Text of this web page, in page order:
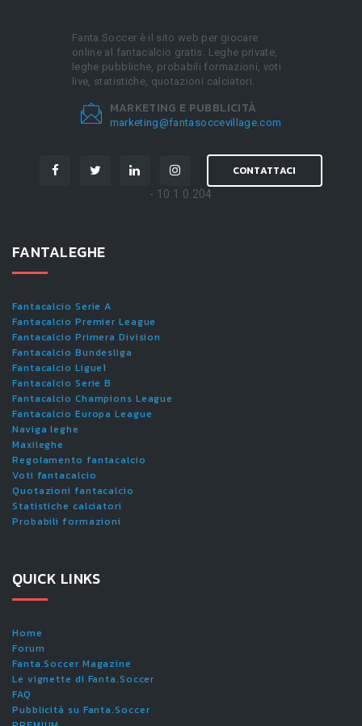
Fanta.Soccer è il sito web per giocare
online al fantacalcio gratis. Leghe private,
leghe pubbliche, probabili formazioni, voti
live, statistiche, quotazioni calciatori.
MARKETING E PUBBLICITÀ
marketing@fantasoccevillage.com
CONTATTACI
- 10.1.0.204
FANTALEGHE
Fantacalcio Serie A
Fantacalcio Premier League
Fantacalcio Primera Division
Fantacalcio Bundesliga
Fantacalcio Ligue1
Fantacalcio Serie B
Fantacalcio Champions League
Fantacalcio Europa League
Naviga leghe
Maxileghe
Regolamento fantacalcio
Voti fantacalcio
Quotazioni fantacalcio
Statistiche calciatori
Probabili formazioni
QUICK LINKS
Home
Forum
Fanta.Soccer Magazine
Le vignette di Fanta.Soccer
FAQ
Pubblicità su Fanta.Soccer